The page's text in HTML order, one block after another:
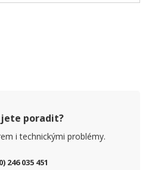
poradit?
i technickými problémy.
246 035 451